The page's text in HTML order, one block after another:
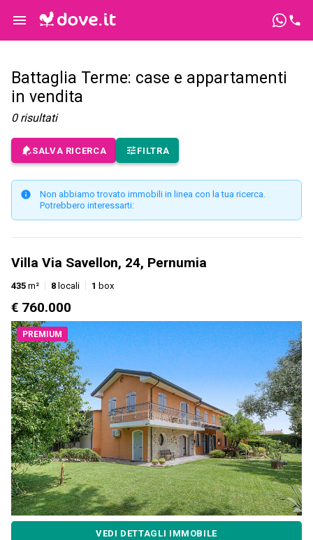
Battaglia Terme: case e appartamenti
in vendita
0 risultati
SALVA RICERCA FILTRA
Non abbiamo trovato immobili in linea con la tua ricerca.
Potrebbero interessarti:
Villa Via Savellon, 24, Pernumia
435 m² 8 locali 1 box
€ 760.000
PREMIUM
VEDI DETTAGLI IMMOBILE